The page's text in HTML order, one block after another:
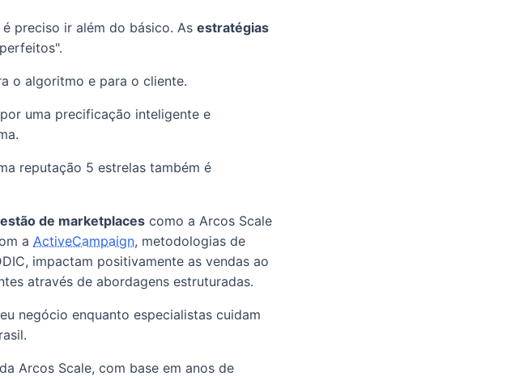
é preciso ir além do básico. As estratégias
o algoritmo e para o cliente.
uma precificação inteligente e
reputação 5 estrelas também é
de marketplaces como a Arcos Scale
a ActiveCampaign, metodologias de
impactam positivamente as vendas ao
através de abordagens estruturadas.
negócio enquanto especialistas cuidam
Arcos Scale, com base em anos de